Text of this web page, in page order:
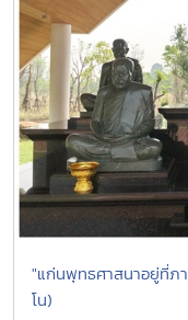
"แก่นพุทธศาสนาอยู่ที่
โน)